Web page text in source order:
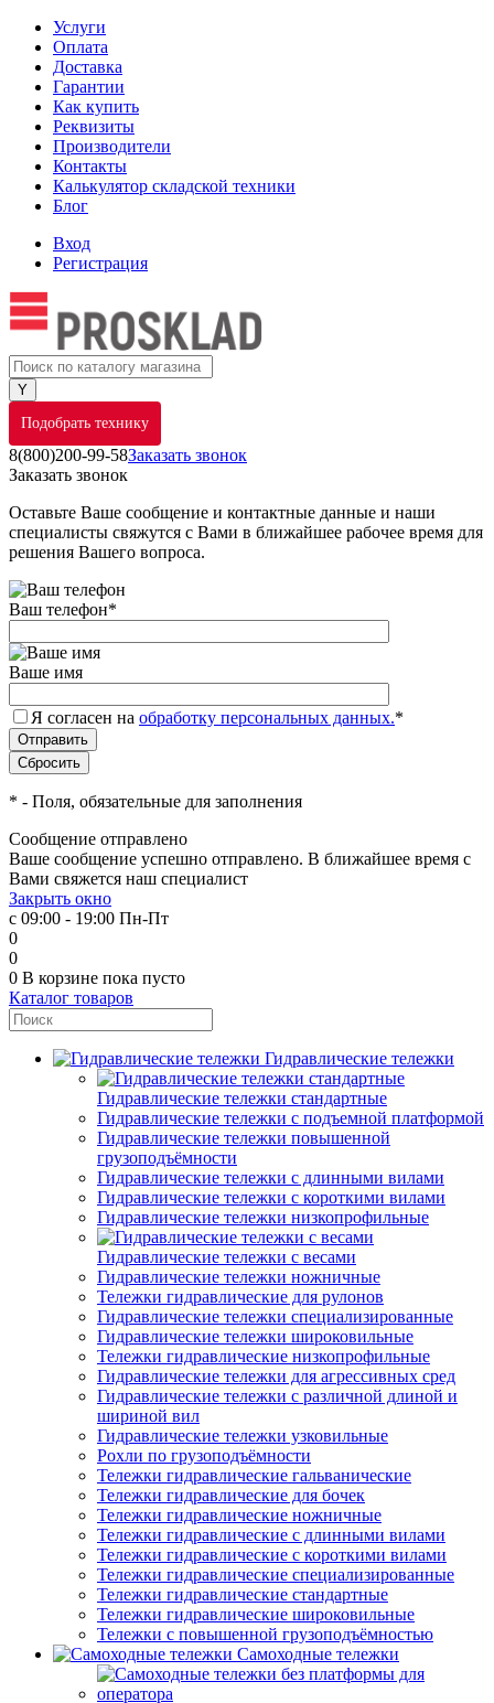
Услуги
Оплата
Доставка
Гарантии
Как купить
Реквизиты
Производители
Контакты
Калькулятор складской техники
Блог
Вход
Регистрация
Подобрать технику
8(800)200-99-58Заказать звонок
Заказать звонок
Оставьте Ваше сообщение и контактные данные и наши
специалисты свяжутся с Вами в ближайшее рабочее время для
решения Вашего вопроса.
Ваш телефон*
Ваше имя
Я согласен на обработку персональных данных.*
* - Поля, обязательные для заполнения
Сообщение отправлено
Ваше сообщение успешно отправлено. В ближайшее время с
Вами свяжется наш специалист
Закрыть окно
с 09:00 - 19:00 Пн-Пт
0
0
0 В корзине пока пусто
Каталог товаров
Гидравлические тележки
Гидравлические тележки стандартные
Гидравлические тележки с подъемной платформой
Гидравлические тележки повышенной
грузоподъёмности
Гидравлические тележки с длинными вилами
Гидравлические тележки с короткими вилами
Гидравлические тележки низкопрофильные
Гидравлические тележки с весами
Гидравлические тележки ножничные
Тележки гидравлические для рулонов
Гидравлические тележки специализированные
Гидравлические тележки широковильные
Тележки гидравлические низкопрофильные
Гидравлические тележки для агрессивных сред
Гидравлические тележки с различной длиной и
шириной вил
Гидравлические тележки узковильные
Рохли по грузоподъёмности
Тележки гидравлические гальванические
Тележки гидравлические для бочек
Тележки гидравлические ножничные
Тележки гидравлические с длинными вилами
Тележки гидравлические с короткими вилами
Тележки гидравлические специализированные
Тележки гидравлические стандартные
Тележки гидравлические широковильные
Тележки с повышенной грузоподъёмностью
Самоходные тележки